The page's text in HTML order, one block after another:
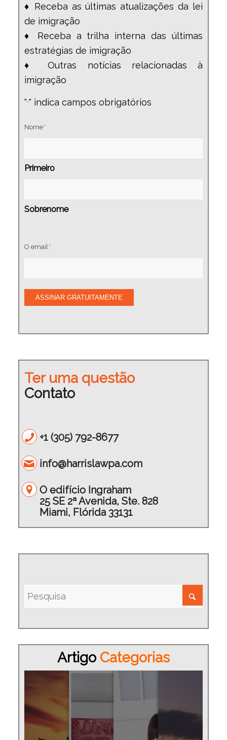
♦ Receba as últimas atualizações da lei
de imigração
♦ Receba a trilha interna das últimas
estratégias de imigração
♦ Outras notícias relacionadas à
imigração
"*" indica campos obrigatórios
Nome*
Primeiro
Sobrenome
O email*
ASSINAR GRATUITAMENTE
Ter uma questão
Contato
+1 (305) 792-8677
info@harrislawpa.com
O edifício Ingraham
25 SE 2ª Avenida, Ste. 828
Miami, Flórida 33131
ArtigoCategorias